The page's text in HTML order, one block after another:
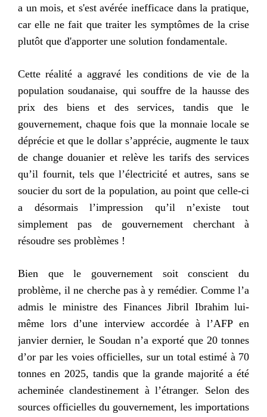
a un mois, et s'est avérée inefficace dans la pratique,
car elle ne fait que traiter les symptômes de la crise
plutôt que d'apporter une solution fondamentale.
Cette réalité a aggravé les conditions de vie de la
population soudanaise, qui souffre de la hausse des
prix des biens et des services, tandis que le
gouvernement, chaque fois que la monnaie locale se
déprécie et que le dollar s’apprécie, augmente le taux
de change douanier et relève les tarifs des services
qu’il fournit, tels que l’électricité et autres, sans se
soucier du sort de la population, au point que celle-ci
a désormais l’impression qu’il n’existe tout
simplement pas de gouvernement cherchant à
résoudre ses problèmes !
Bien que le gouvernement soit conscient du
problème, il ne cherche pas à y remédier. Comme l’a
admis le ministre des Finances Jibril Ibrahim lui-
même lors d’une interview accordée à l’AFP en
janvier dernier, le Soudan n’a exporté que 20 tonnes
d’or par les voies officielles, sur un total estimé à 70
tonnes en 2025, tandis que la grande majorité a été
acheminée clandestinement à l’étranger. Selon des
sources officielles du gouvernement, les importations